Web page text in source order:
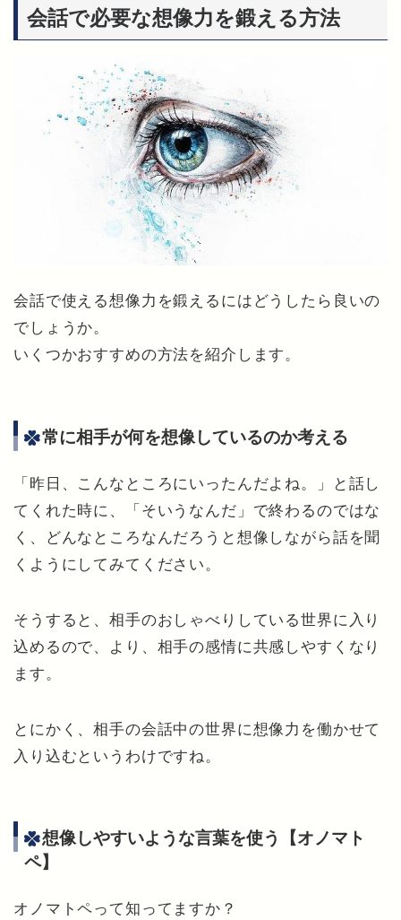
会話で必要な想像力を鍛える方法
会話で使える想像力を鍛えるにはどうしたら良いの
でしょうか。
いくつかおすすめの方法を紹介します。
常に相手が何を想像しているのか考える
「昨日、こんなところにいったんだよね。」と話し
てくれた時に、「そいうなんだ」で終わるのではな
く、どんなところなんだろうと想像しながら話を聞
くようにしてみてください。
そうすると、相手のおしゃべりしている世界に入り
込めるので、より、相手の感情に共感しやすくなり
ます。
とにかく、相手の会話中の世界に想像力を働かせて
入り込むというわけですね。
想像しやすいような言葉を使う【オノマト
ペ】
オノマトペって知ってますか？